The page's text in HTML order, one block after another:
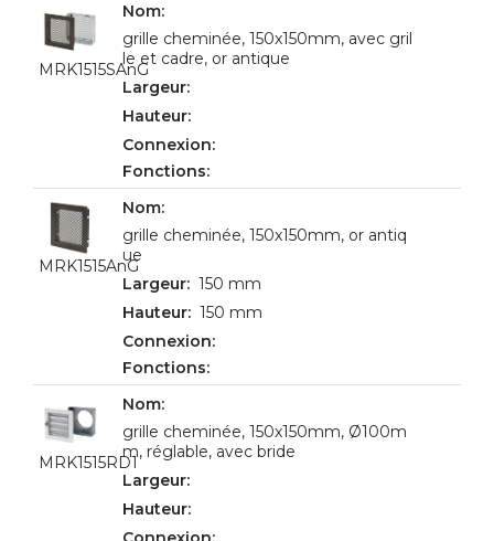
MRK1515SAnG
grille cheminée, 150x150mm, avec gril
le et cadre, or antique
MRK1515AnG
grille cheminée, 150x150mm, or antiq
ue
150 mm
150 mm
MRK1515RD1
grille cheminée, 150x150mm, Ø100m
m, réglable, avec bride